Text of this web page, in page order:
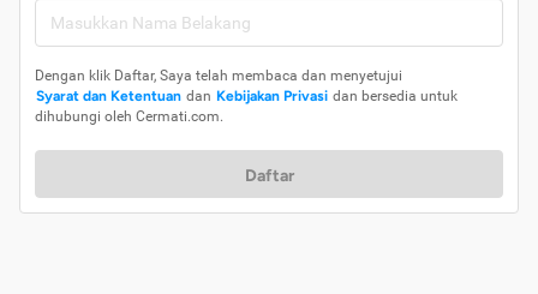
Dengan klik Daftar, Saya telah membaca dan menyetujui
Syarat dan Ketentuan dan Kebijakan Privasi dan bersedia untuk
dihubungi oleh Cermati.com.
Daftar